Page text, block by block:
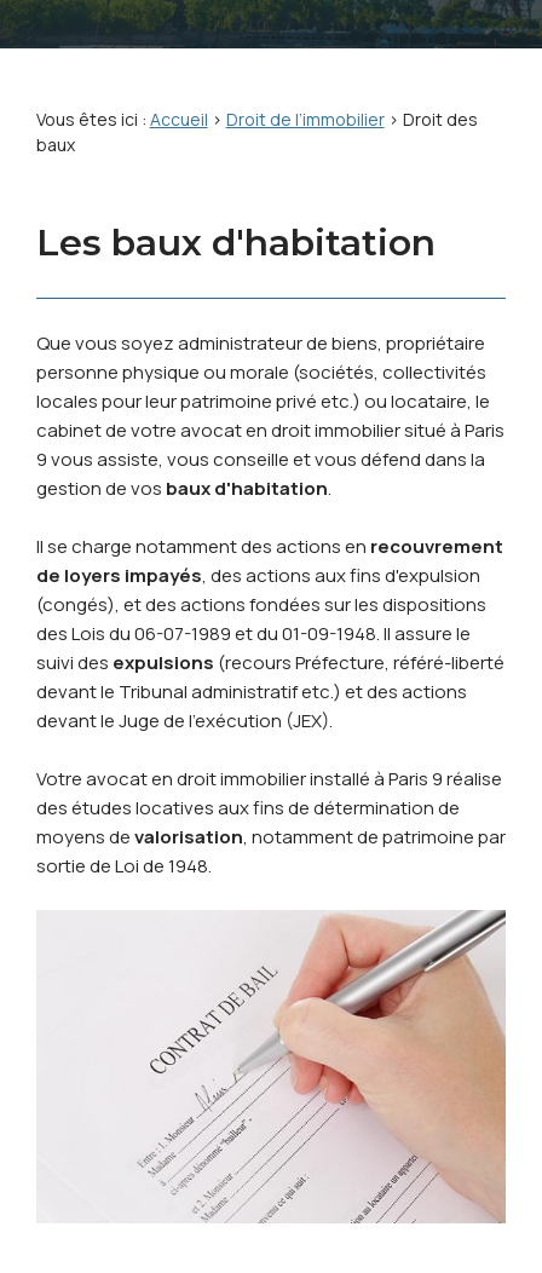
Vous êtes ici : Accueil > Droit de l’immobilier> Droit des
baux
Les baux d'habitation
Que vous soyez administrateur de biens, propriétaire
personne physique ou morale (sociétés, collectivités
locales pour leur patrimoine privé etc.) ou locataire, le
cabinet de votre avocat en droit immobilier situé à Paris
9 vous assiste, vous conseille et vous défend dans la
gestion de vos baux d'habitation.
Il se charge notamment des actions en recouvrement
de loyers impayés, des actions aux fins d'expulsion
(congés), et des actions fondées sur les dispositions
des Lois du 06-07-1989 et du 01-09-1948. Il assure le
suivi des expulsions (recours Préfecture, référé-liberté
devant le Tribunal administratif etc.) et des actions
devant le Juge de l'exécution (JEX).
Votre avocat en droit immobilier installé à Paris 9 réalise
des études locatives aux fins de détermination de
moyens devalorisation, notamment de patrimoine par
sortie de Loi de 1948.